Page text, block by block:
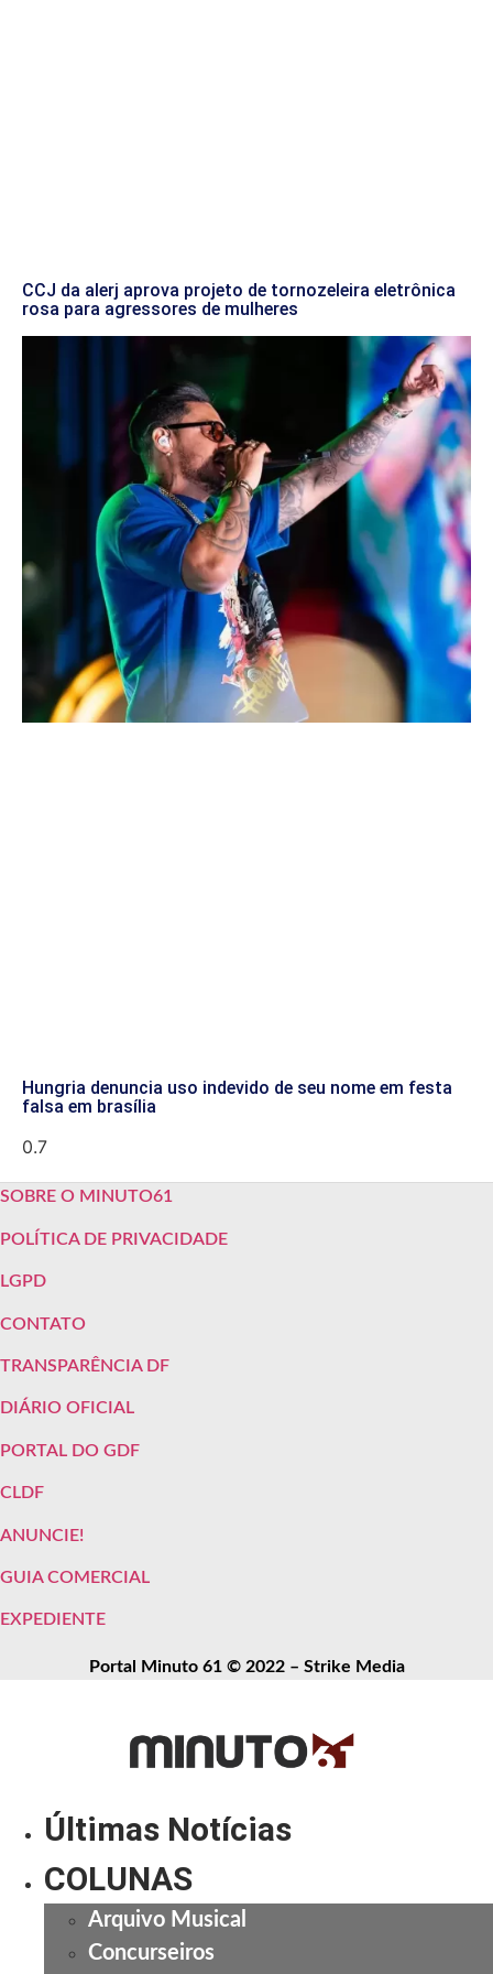
CCJ da alerj aprova projeto de tornozeleira eletrônica
rosa para agressores de mulheres
Hungria denuncia uso indevido de seu nome em festa
falsa em brasília
SOBRE O MINUTO61
POLÍTICA DE PRIVACIDADE
LGPD
CONTATO
TRANSPARÊNCIA DF
DIÁRIO OFICIAL
PORTAL DO GDF
CLDF
ANUNCIE!
GUIA COMERCIAL
EXPEDIENTE
Portal Minuto 61 © 2022 – Strike Media
Últimas Notícias
COLUNAS
Arquivo Musical
Concurseiros